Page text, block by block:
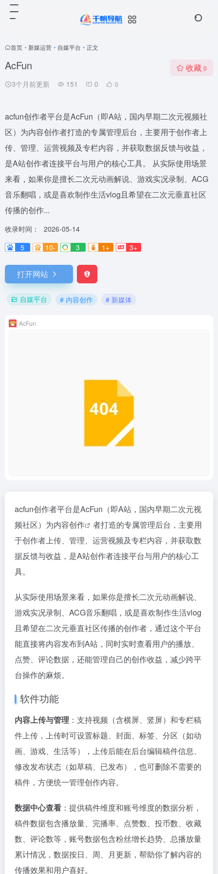
首页 • 新媒运营 • 自媒平台 • 正文
AcFun
3个月前更新 151 0 0
收藏 0
acfun创作者平台是AcFun（即A站，国内早期二次元视频社
区）为内容创作者打造的专属管理后台，主要用于创作者上
传、管理、运营视频及专栏内容，并获取数据反馈与收益，
是A站创作者连接平台与用户的核心工具。 从实际使用场景
来看，如果你是擅长二次元动画解说、游戏实况录制、ACG
音乐翻唱，或是喜欢制作生活vlog且希望在二次元垂直社区
传播的创作...
收录时间：
2026-05-14
5
10- 3 1+ 3+
打开网站
自媒平台 # 内容创作 # 新媒体
AcFun
acfun创作者平台是AcFun（即A站，国内早期二次元视
频社区）为内容创作
者打造的专属管理后台，主要用
于创作者上传、管理、运营视频及专栏内容，并获取数
据反馈与收益，是A站创作者连接平台与用户的核心工
具。
从实际使用场景来看，如果你是擅长二次元动画解说、
游戏实况录制、ACG音乐翻唱，或是喜欢制作生活vlog
且希望在二次元垂直社区传播的创作者，通过这个平台
能直接将内容发布到A站，同时实时查看用户的播放、
点赞、评论数据，还能管理自己的创作收益，减少跨平
台操作的麻烦。
软件功能
内容上传与管理 ：支持视频（含横屏、竖屏）和专栏稿
件上传，上传时可设置标题、封面、标签、分区（如动
画、游戏、生活等），上传后能在后台编辑稿件信息、
修改发布状态（如草稿、已发布），也可删除不需要的
稿件，方便统一管理创作内容。
数据中心查看 ：提供稿件维度和账号维度的数据分析，
稿件数据包含播放量、完播率、点赞数、投币数、收藏
数、评论数等，账号数据包含粉丝增长趋势、总播放量
累计情况，数据按日、周、月更新，帮助你了解内容的
传播效果和用户喜好。